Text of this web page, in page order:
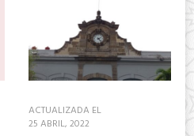
ACTUALIZADA EL
25 ABRIL, 2022